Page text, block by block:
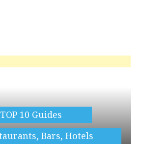
TOP 10 Guides
Bars, Hotels